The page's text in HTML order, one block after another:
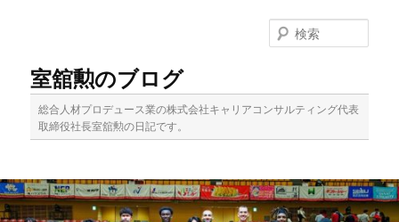
移
動
室舘勲のブログ
総合人材プロデュース業の株式会社キャリアコンサルティング代表
取締役社長室舘勲の日記です。
索